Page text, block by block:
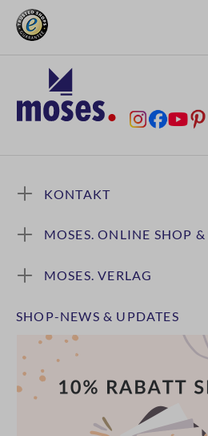
KONTAKT
MOSES. ONLINE SHOP &
MOSES. VERLAG
SHOP-NEWS & UPDATES